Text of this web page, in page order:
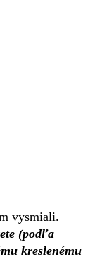
vysmiali.
(podľa
kreslenému